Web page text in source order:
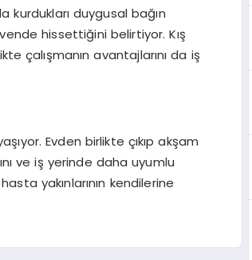
kurdukları duygusal bağın
hissettiğini belirtiyor. Kış
çalışmanın avantajlarını da iş
Evden birlikte çıkıp akşam
ve iş yerinde daha uyumlu
yakınlarının kendilerine